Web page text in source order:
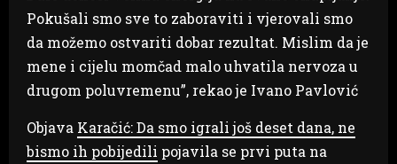
Pokušali smo sve to zaboraviti i vjerovali smo
da možemo ostvariti dobar rezultat. Mislim da je
mene i cijelu momčad malo uhvatila nervoza u
drugom poluvremenu”, rekao je Ivano Pavlović
Objava Karačić: Da smo igrali još deset dana, ne
bismo ih pobijedili pojavila se prvi puta na